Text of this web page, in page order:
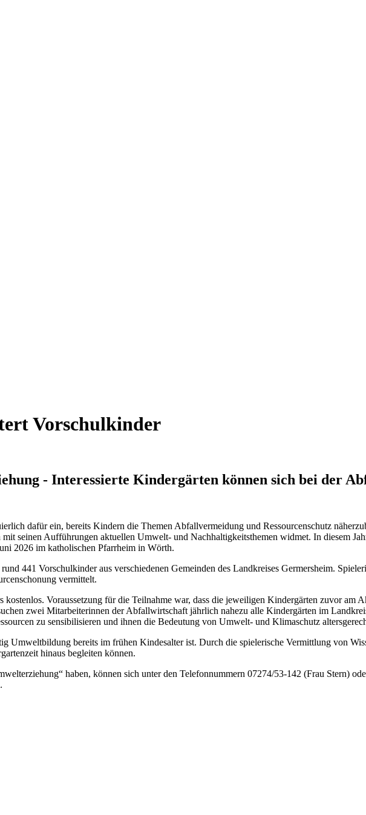
Vorschulkinder
- Interessierte Kindergärten können sich bei der
dafür ein, bereits Kindern die Themen Abfallvermeidung und Ressourcenschutz
seinen Aufführungen aktuellen Umwelt- und Nachhaltigkeitsthemen widmet. In diesem
2026 im katholischen Pfarrheim in Wörth.
441 Vorschulkinder aus verschiedenen Gemeinden des Landkreises Germersheim.
vermittelt.
Voraussetzung für die Teilnahme war, dass die jeweiligen Kindergärten zuvor am
zwei Mitarbeiterinnen der Abfallwirtschaft jährlich nahezu alle Kindergärten im
zu sensibilisieren und ihnen die Bedeutung von Umwelt- und Klimaschutz
Umweltbildung bereits im frühen Kindesalter ist. Durch die spielerische Vermittlung von
hinaus begleiten können.
haben, können sich unter den Telefonnummern 07274/53-142 (Frau Stern)